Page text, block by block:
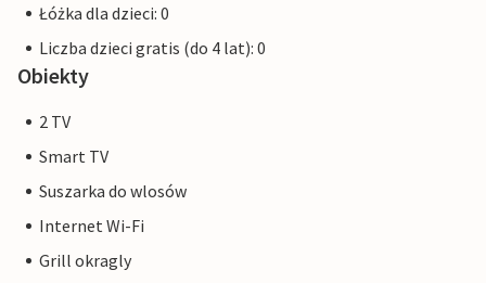
Łóżka dla dzieci: 0
Liczba dzieci gratis (do 4 lat): 0
Obiekty
2 TV
Smart TV
Suszarka do wlosów
Internet Wi-Fi
Grill okragly